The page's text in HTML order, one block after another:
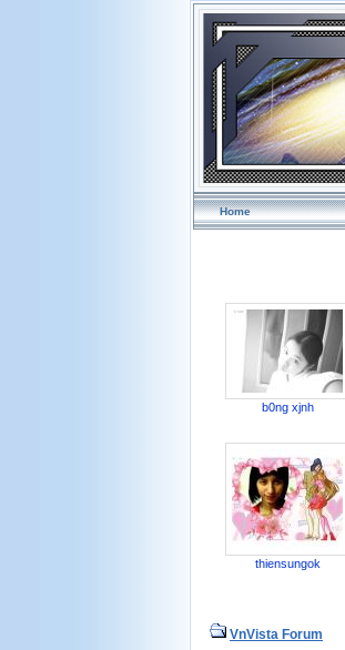
Home
b0ng xjnh
thiensungok
VnVista Forum